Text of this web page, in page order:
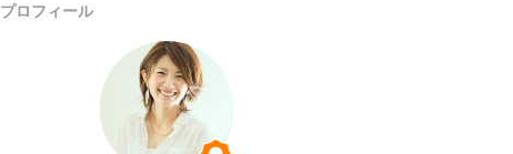
プロフィール